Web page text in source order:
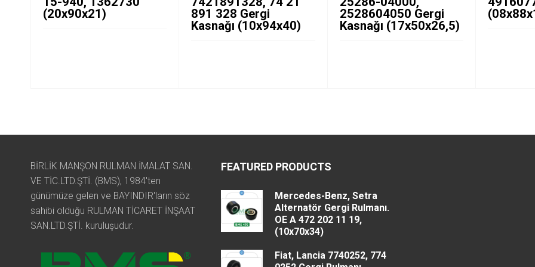
(20x90x21)
891 328 Gergi
Kasnağı (10x94x40)
2528604050 Gergi
Kasnağı (17x50x26,5)
BİRLİK MANŞON RULMAN İMALAT SAN.
VE TİC.LTD.ŞTİ. (BMS), 1984'ten
günümüze gelen ve BAYINDIR'ların söz
sahibi olduğu RULMAN TİCARET İNŞAAT
SAN.LTD.ŞTİ. kuruluşudur.
FEATURED PRODUCTS
Mercedes-Benz, Setra
Alternatör Gergi Rulmanı.
OE A 472 202 11 19,
(10x70x34)
Fiat, Lancia 7740252, 774